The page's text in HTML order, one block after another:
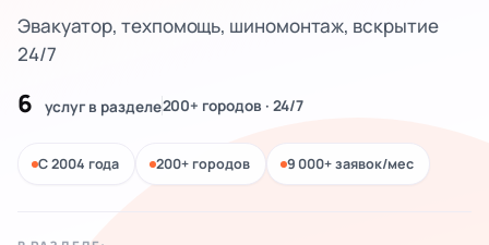
Эвакуатор, техпомощь, шиномонтаж, вскрытие
24/7
6 услуг в разделе200+ городов · 24/7
С 2004 года 200+ городов 9 000+ заявок/мес